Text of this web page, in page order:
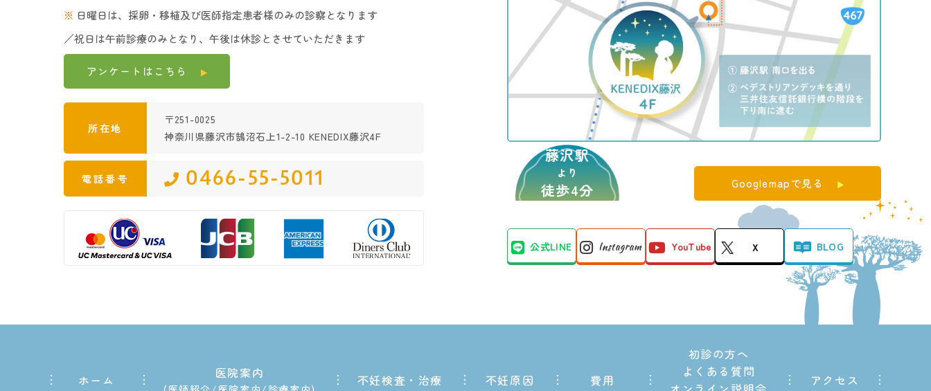
※ 日曜日は、採卵・移植及び医師指定患者様のみの診察となります
／祝日は午前診療のみとなり、午後は休診とさせていただきます
アンケートは こちら
所在地
〒251-0025
神奈川県藤沢市鵠沼石上1-2-10 KENEDIX藤沢4F
電話番号 0466-55-5011
藤沢駅
より
徒歩4分 Googlemapで見る
公式LINE Instagram YouTube X BLOG
ホーム 医院案内 不妊検査・治療 不妊原因 費用
初診の方へ
よくある質問
アクセス